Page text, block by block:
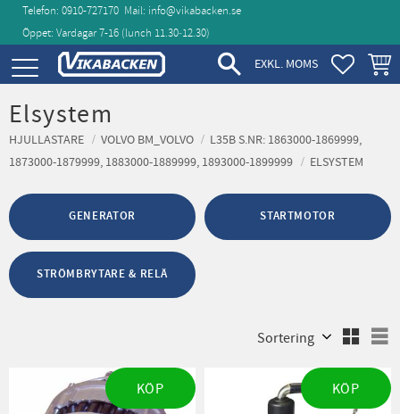
Meny
Telefon: 0910-727170 Mail: info@vikabacken.se
Öppet: Vardagar 7-16 (lunch 11.30‑12.30)
EXKL. MOMS
Elsystem
HJULLASTARE VOLVO BM_VOLVO
L35B S.NR: 1863000-1869999,
1873000-1879999, 1883000-1889999, 1893000-1899999
ELSYSTEM
GENERATOR STARTMOTOR
STRÖMBRYTARE & RELÄ
KÖP KÖP